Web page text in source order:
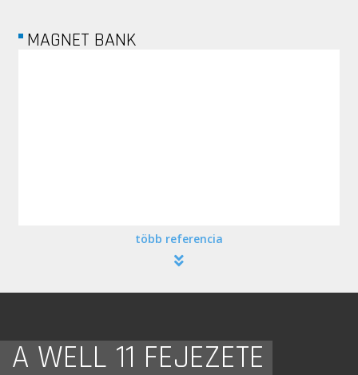
MAGNET BANK
több referencia
A WELL 11 FEJEZETE